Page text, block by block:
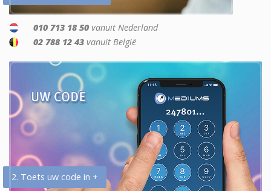
010 713 18 50 vanuit Nederland
02 788 12 43 vanuit België
2. Toets uw code in +